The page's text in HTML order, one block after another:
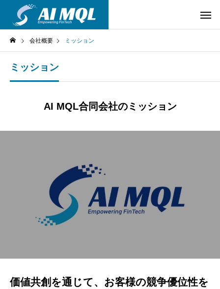
会社概要 ミッション
ミッション
AI MQL合同会社のミッション
価値共創を通じて、お客様の競争優位性を